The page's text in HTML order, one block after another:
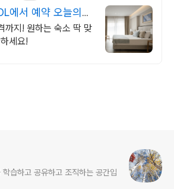
에서 예약 오늘의
까지! 원하는 숙소 딱 맞
세요!
습하고 공유하고 조직하는 공간입